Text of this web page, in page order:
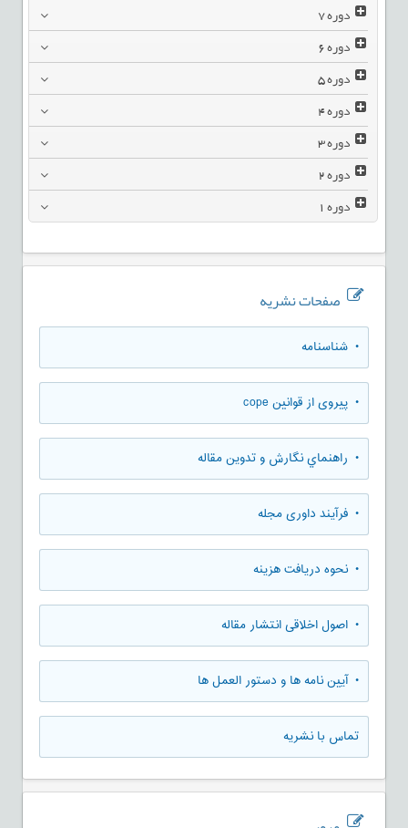
دوره7
دوره6
دوره5
دوره4
دوره3
دوره2
دوره1
صفحات نشریه
• شناسنامه
• پیروی از قوانین cope
• راهنماي نگارش و تدوين مقاله
• فرآیند داوری مجله
• نحوه دریافت هزینه
• اصول اخلاقی انتشار مقاله
• آیین نامه ها و دستور العمل ها
تماس با نشریه